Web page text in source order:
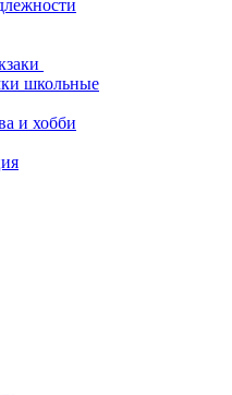
школьные
и хобби